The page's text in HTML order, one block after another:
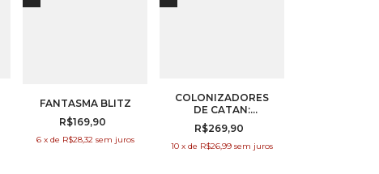
FANTASMA BLITZ
R$169,90
6 x de R$28,32 sem juros
COLONIZADORES
DE CATAN:
EXPANSÃO PARA 5
OU 6 JOGADORES
R$269,90
10 x de R$26,99 sem juros